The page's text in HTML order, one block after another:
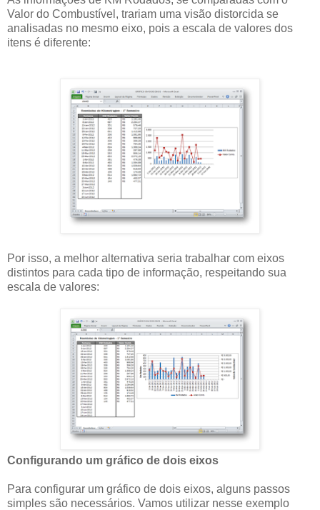
Valor do Combustível, trariam uma visão distorcida se
analisadas no mesmo eixo, pois a escala de valores dos
itens é diferente:
Por isso, a melhor alternativa seria trabalhar com eixos
distintos para cada tipo de informação, respeitando sua
escala de valores:
Configurando um gráfico de dois eixos
Para configurar um gráfico de dois eixos, alguns passos
simples são necessários. Vamos utilizar nesse exemplo